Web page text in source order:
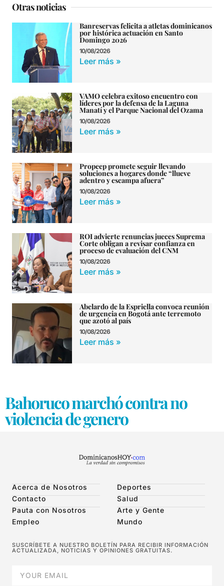
Otras noticias
Banreservas felicita a atletas dominicanos
por histórica actuación en Santo
Domingo 2026
10/08/2026
Leer más »
VAMO celebra exitoso encuentro con
líderes por la defensa de la Laguna
Manatí y el Parque Nacional del Ozama
10/08/2026
Leer más »
Propeep promete seguir llevando
soluciones a hogares donde “llueve
adentro y escampa afuera”
10/08/2026
Leer más »
ROI advierte renuncias jueces Suprema
Corte obligan a revisar confianza en
proceso de evaluación del CNM
10/08/2026
Leer más »
Abelardo de la Espriella convoca reunión
de urgencia en Bogotá ante terremoto
que azotó al país
10/08/2026
Leer más »
Bahoruco marchó contra no
violencia de genero
Acerca de Nosotros
Contacto
Pauta con Nosotros
Empleo
Deportes
Salud
Arte y Gente
Mundo
SUSCRÍBETE A NUESTRO BOLETÍN PARA RECIBIR INFORMACIÓN
ACTUALIZADA, NOTICIAS Y OPINIONES GRATUITAS.